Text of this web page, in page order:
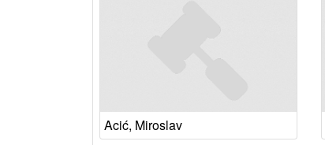
Acić, Miroslav